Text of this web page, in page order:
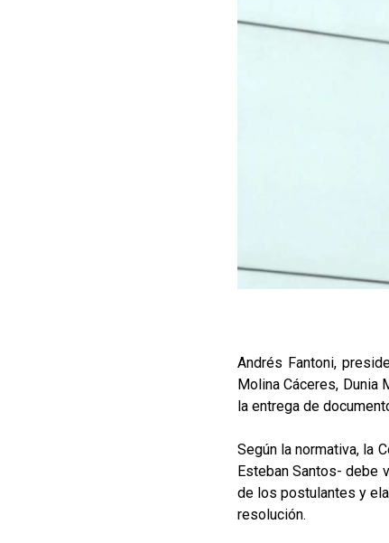
Andrés Fantoni,
Molina Cáceres, Dunia
la entrega de
Según la normativa, la
Esteban Santos- debe
de los postulantes y
resolución.